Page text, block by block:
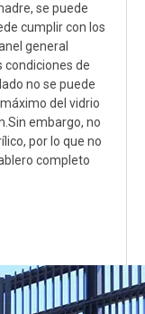
se puede
cumplir con los
general
condiciones de
no se puede
del vidrio
embargo, no
por lo que no
completo